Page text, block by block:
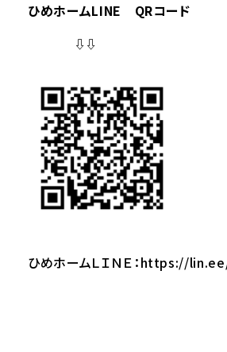
ひめホームLINE QRコード
⇩⇩
ひめホームＬＩＮＥ：https://